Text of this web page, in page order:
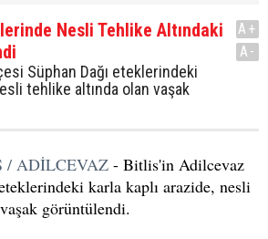
Nesli Tehlike Altındaki
Süphan Dağı eteklerindeki
tehlike altında olan vaşak
A+
A-
/ ADİLCEVAZ - Bitlis'in Adilcevaz
karla kaplı arazide, nesli
görüntülendi.